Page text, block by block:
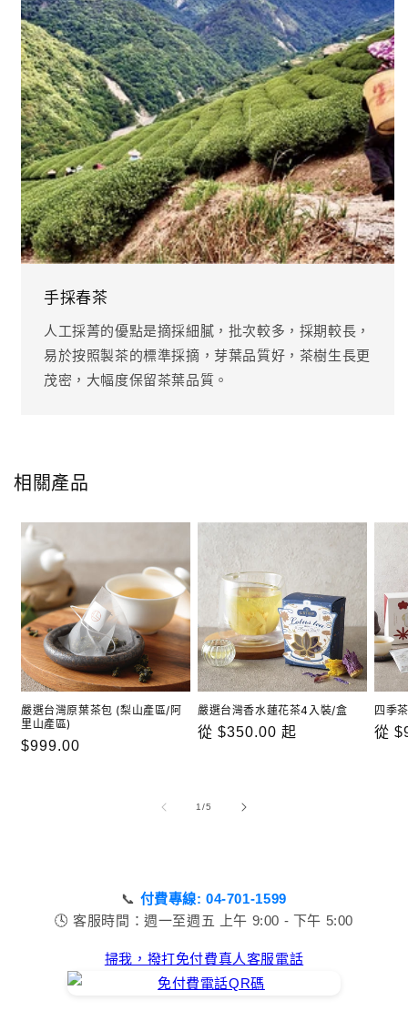
手採春茶
人工採菁的優點是摘採細膩，批次較多，採期較長，
易於按照製茶的標準採摘，芽葉品質好，茶樹生長更
茂密，大幅度保留茶葉品質。
相關產品
嚴選台灣原葉茶包 (梨山產區/阿
里山產區)
定
$999.00
嚴選台灣香水蓮花茶4入裝/盒
定
從 $350.00 起
四季
定
從
1//5
📞 付費專線: 04-701-1599
🕓 客服時間：週一至週五 上午 9:00 - 下午 5:00
掃我，撥打免付費真人客服電話